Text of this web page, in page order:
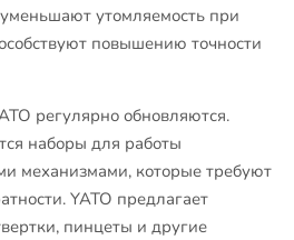
утомляемость при
повышению точности
регулярно обновляются.
наборы для работы
механизмами, которые требуют
YATO предлагает
пинцеты и другие